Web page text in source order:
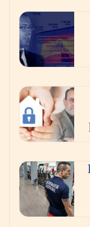
PayPal y
la compra
de pago